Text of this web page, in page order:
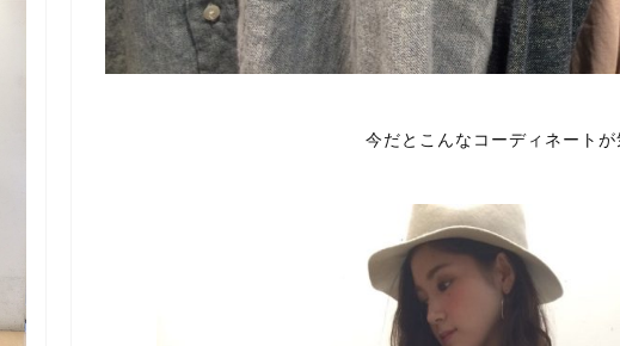
今だとこんなコーディネート